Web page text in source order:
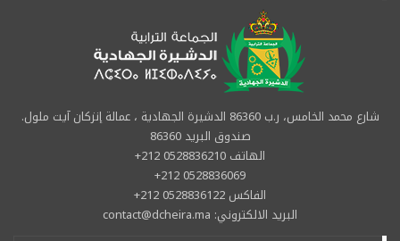
شارع محمد الخامس، ر.ب 86360 الدشيرة الجهادية ، عمالة إنزكان آيت ملول.
صندوق البريد 86360
الهاتف 0528836210 212+
0528836069 212+
الفاكس 0528836122 212+
البريد الالكتروني: contact@dcheira.ma